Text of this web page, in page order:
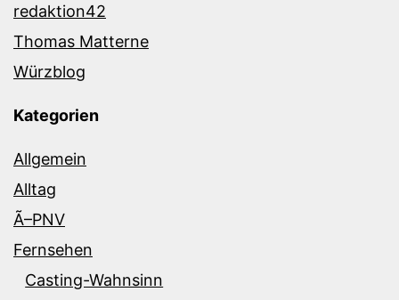
redaktion42
Thomas Matterne
Würzblog
Kategorien
Allgemein
Alltag
Ã–PNV
Fernsehen
Casting-Wahnsinn